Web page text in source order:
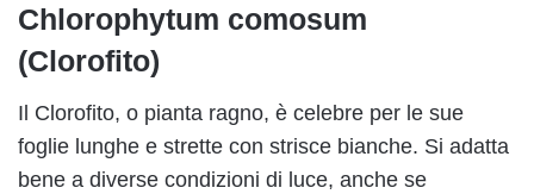
Chlorophytum comosum
(Clorofito)
Il Clorofito, o pianta ragno, è celebre per le sue
foglie lunghe e strette con strisce bianche. Si adatta
bene a diverse condizioni di luce, anche se